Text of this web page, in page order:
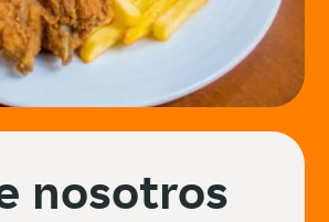
nosotros